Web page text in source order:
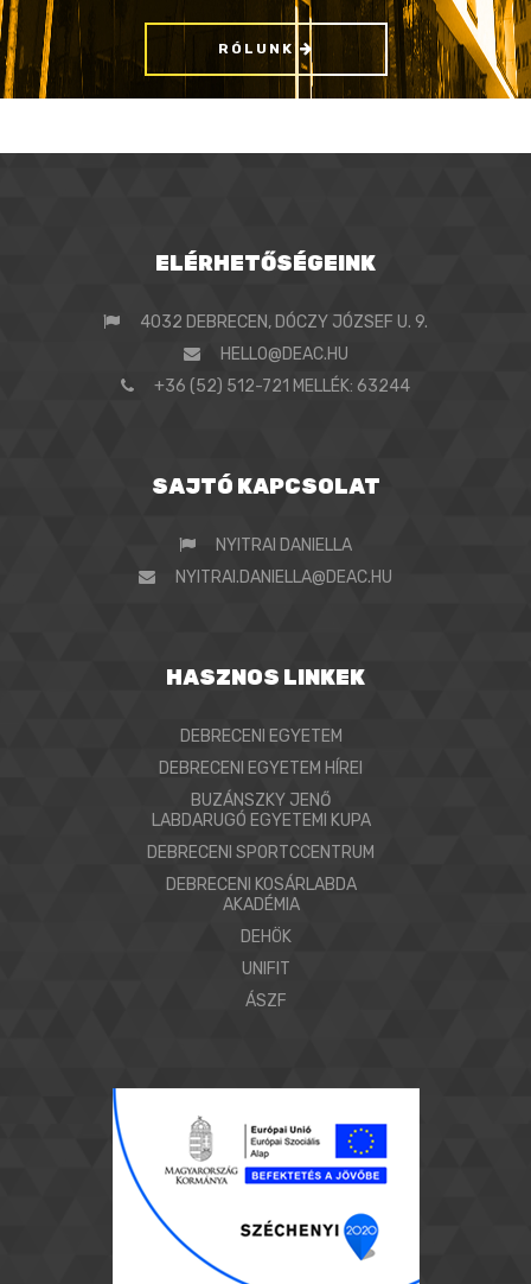
RÓLUNK
ELÉRHETŐSÉGEINK
4032 DEBRECEN, DÓCZY JÓZSEF U. 9.
HELLO@DEAC.HU
+36 (52) 512-721 MELLÉK: 63244
SAJTÓ KAPCSOLAT
NYITRAI DANIELLA
NYITRAI.DANIELLA@DEAC.HU
HASZNOS LINKEK
DEBRECENI EGYETEM
DEBRECENI EGYETEM HÍREI
BUZÁNSZKY JENŐ
LABDARUGÓ EGYETEMI KUPA
DEBRECENI SPORTCCENTRUM
DEBRECENI KOSÁRLABDA
AKADÉMIA
DEHÖK
UNIFIT
ÁSZF